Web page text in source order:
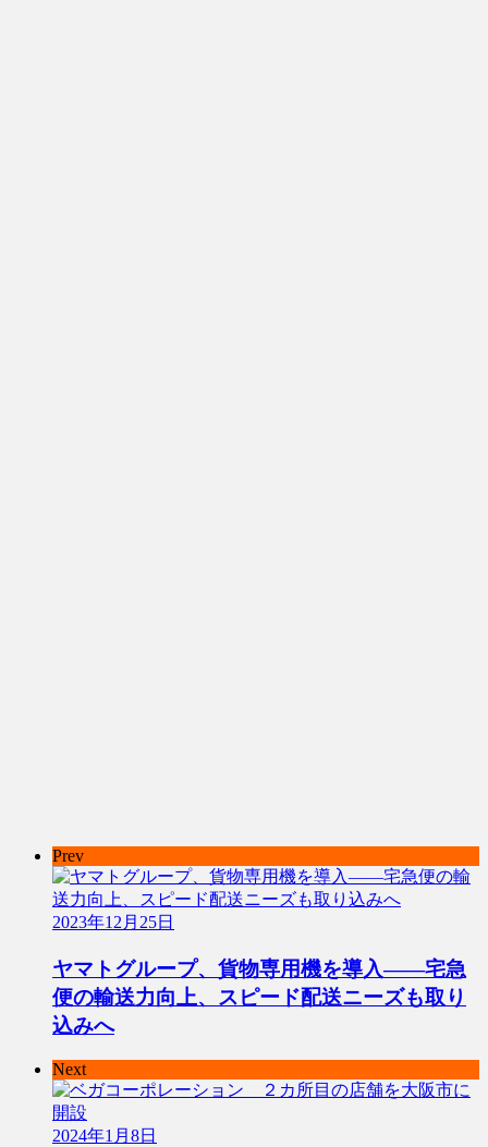
Prev
2023年12月25日
ヤマトグループ、貨物専用機を導入――宅急
便の輸送力向上、スピード配送ニーズも取り
込みへ
Next
2024年1月8日